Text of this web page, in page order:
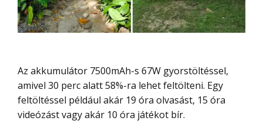
Az akkumulátor 7500mAh-s 67W gyorstöltéssel,
amivel 30 perc alatt 58%-ra lehet feltölteni. Egy
feltöltéssel például akár 19 óra olvasást, 15 óra
videózást vagy akár 10 óra játékot bír.